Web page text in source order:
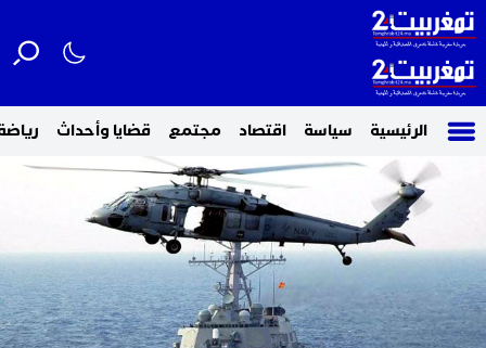
الرئيسية سياسة اقتصاد مجتمع قضايا وأحداث